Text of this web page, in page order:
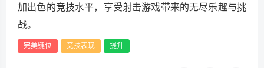
加出色的竞技水平，享受射击游戏带来的无尽乐趣与挑
战。
完美键位 竞技表现 提升